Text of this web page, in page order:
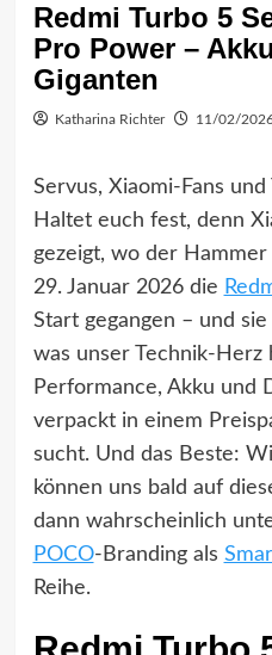
Redmi Turbo 5
Pro Power –
Giganten
Katharina Richter 11/02/
Servus, Xiaomi-Fans
Haltet euch fest, denn
gezeigt, wo der
29. Januar 2026 die
Start gegangen – und
was unser Technik-Herz
Performance, Akku und
verpackt in einem
sucht. Und das Beste:
können uns bald auf
dann wahrscheinlich
POCO-Branding als
Reihe.